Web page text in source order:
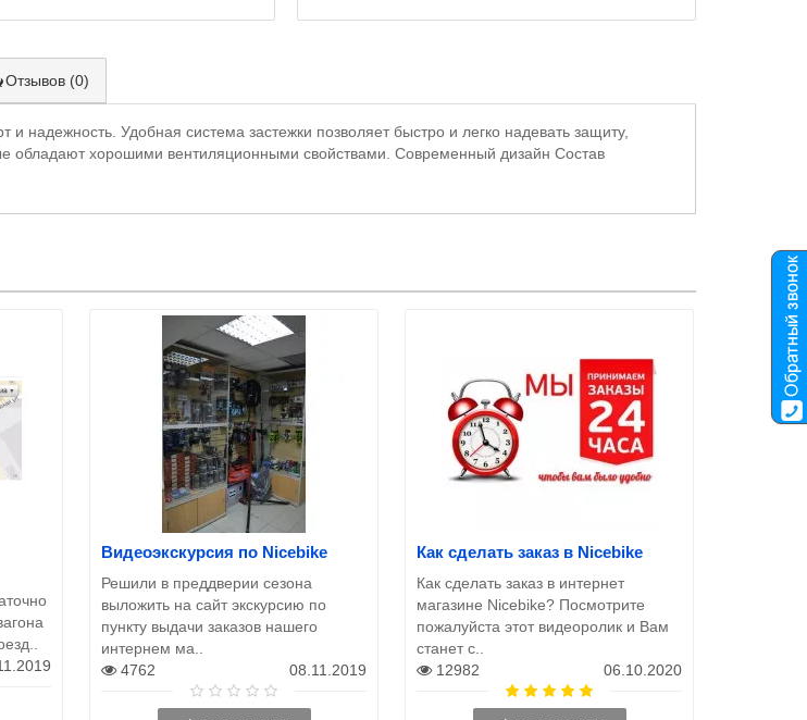
Отзывов (0)
Удобная система застежки позволяет быстро и легко надевать защиту,
обладают хорошими вентиляционными свойствами. Современный дизайн Состав
Видеоэкскурсия по Nicebike
Решили в преддверии сезона
выложить на сайт экскурсию по
пункту выдачи заказов нашего
интернем ма..
4762
08.11.2019
Как сделать заказ в Nicebike
Как сделать заказ в интернет
магазине Nicebike? Посмотрите
пожалуйста этот видеоролик и Вам
станет с..
12982
06.10.2020